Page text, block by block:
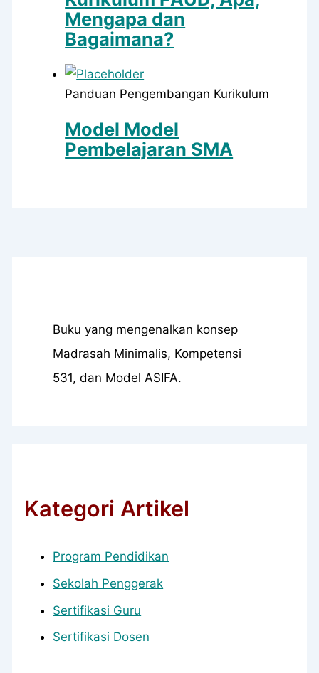
Mengapa dan
Bagaimana?
Panduan Pengembangan Kurikulum
Model Model
Pembelajaran SMA
Buku yang mengenalkan konsep
Madrasah Minimalis, Kompetensi
531, dan Model ASIFA.
Kategori Artikel
Program Pendidikan
Sekolah Penggerak
Sertifikasi Guru
Sertifikasi Dosen